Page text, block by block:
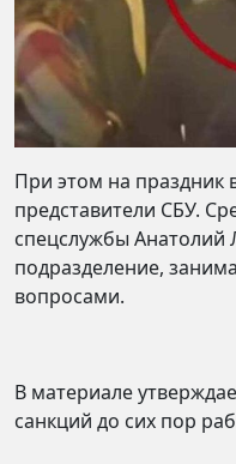
При этом на праздник
представители СБУ.
спецслужбы Анатолий
подразделение,
вопросами.
В материале
санкций до сих пор